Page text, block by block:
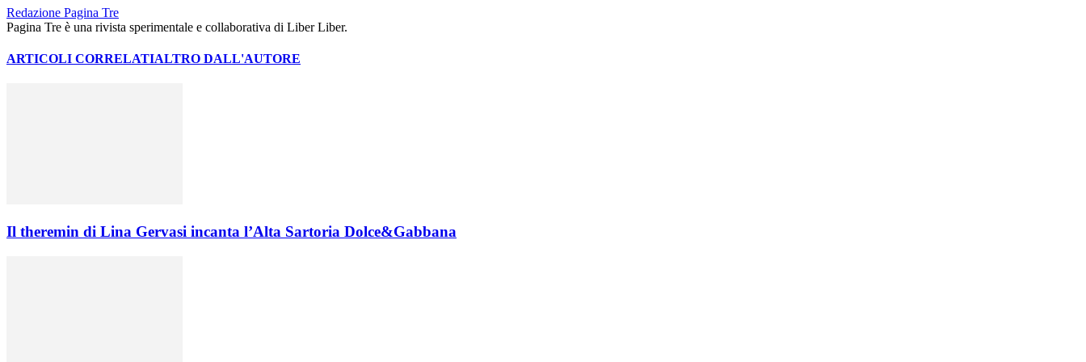
Redazione Pagina Tre
Pagina Tre è una rivista sperimentale e collaborativa di Liber Liber.
ARTICOLI CORRELATIALTRO DALL'AUTORE
Il theremin di Lina Gervasi incanta l’Alta Sartoria Dolce&Gabbana